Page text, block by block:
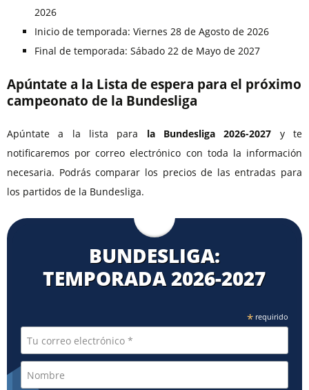
2026
Inicio de temporada: Viernes 28 de Agosto de 2026
Final de temporada: Sábado 22 de Mayo de 2027
Apúntate a la Lista de espera para el próximo
campeonato de la Bundesliga
Apúntate a la lista para la Bundesliga 2026-2027 y te
notificaremos por correo electrónico con toda la información
necesaria. Podrás comparar los precios de las entradas para
los partidos de la Bundesliga.
BUNDESLIGA:
TEMPORADA 2026⁠-2027
*requirido